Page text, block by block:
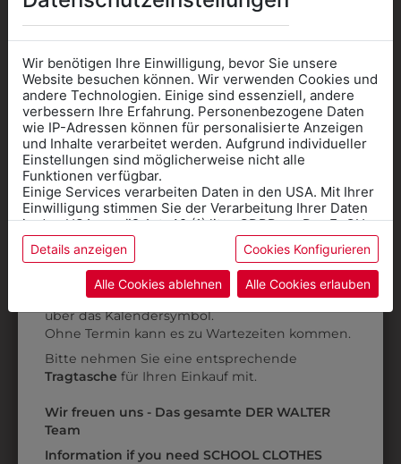
AUCH GEFALLEN
38841004
BANDANA
KOPFTUCH
€ 3,90
38841001
BANDANA
KOPFTUCH
€ 3,90
ZULETZT ANGESEHEN
Wir benötigen Ihre Einwilligung, bevor Sie unsere
Website besuchen können. Wir verwenden Cookies und
andere Technologien. Einige sind essenziell, andere
verbessern Ihre Erfahrung. Personenbezogene Daten
wie IP-Adressen können für personalisierte Anzeigen
und Inhalte verarbeitet werden. Aufgrund individueller
Einstellungen sind möglicherweise nicht alle
Funktionen verfügbar.
Einige Services verarbeiten Daten in den USA. Mit Ihrer
Einwilligung stimmen Sie der Verarbeitung Ihrer Daten
in den USA gemäß Art. 49 (1) lit. a GDPR zu. Der EuGH
stuft die USA als Land mit unzureichendem Datenschutz
ein, und es besteht das Risiko, dass US-Behörden
Daten ohne Klagemöglichkeit für Europäer überwachen.
Datenschutzerklärungbzw. im
Details anzeigen Cookies Konfigurieren
Alle Cookies ablehnen Alle Cookies erlauben
Informationen wenn Sie
Kleidung
für die SCHULE
benötigen
Online Shop: Klick auf SCHULE in der
Kategorie und die richtige Schule auswählen.
AnprobeVorort im Geschäft: Termin buchen
über das Kalendersymbol.
Ohne Termin kann es zu Wartezeiten kommen.
Bitte nehmen Sie eine entsprechende
Tragtasche für Ihren Einkauf mit.
Wir freuen uns - Das gesamte DER WALTER
Team
Information if you need SCHOOL CLOTHES